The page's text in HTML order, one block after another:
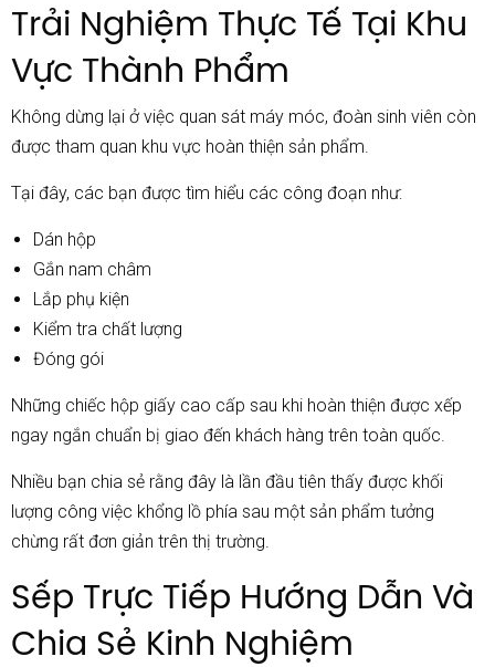
Trải Nghiệm Thực Tế Tại Khu
Vực Thành Phẩm
Không dừng lại ở việc quan sát máy móc, đoàn sinh viên còn
được tham quan khu vực hoàn thiện sản phẩm.
Tại đây, các bạn được tìm hiểu các công đoạn như:
Dán hộp
Gắn nam châm
Lắp phụ kiện
Kiểm tra chất lượng
Đóng gói
Những chiếc hộp giấy cao cấp sau khi hoàn thiện được xếp
ngay ngắn chuẩn bị giao đến khách hàng trên toàn quốc.
Nhiều bạn chia sẻ rằng đây là lần đầu tiên thấy được khối
lượng công việc khổng lồ phía sau một sản phẩm tưởng
chừng rất đơn giản trên thị trường.
Sếp Trực Tiếp Hướng Dẫn Và
Chia Sẻ Kinh Nghiệm